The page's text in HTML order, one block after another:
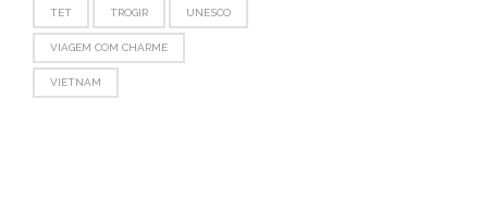
TET TROGIR UNESCO
VIAGEM COM CHARME
VIETNAM